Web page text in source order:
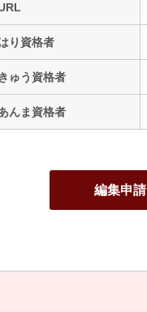
り資格者
きゅう資格者
んま資格者
編集申請